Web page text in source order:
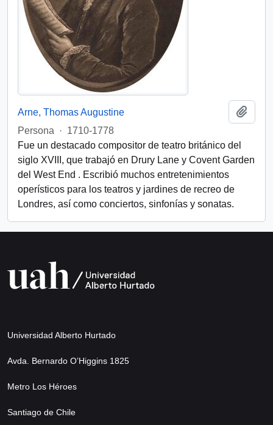
Arne, Thomas Augustine
Persona
· 1710-1778
Fue un destacado compositor de teatro británico del
siglo XVIII, que trabajó en Drury Lane y Covent Garden
del West End . Escribió muchos entretenimientos
operísticos para los teatros y jardines de recreo de
Londres, así como conciertos, sinfonías y sonatas.
Universidad Alberto Hurtado
Avda. Bernardo O’Higgins 1825
Metro Los Héroes
Santiago de Chile